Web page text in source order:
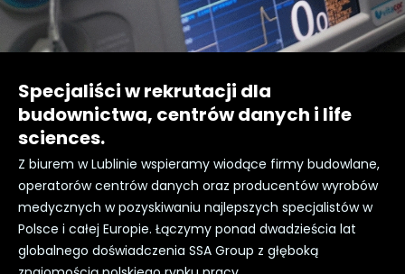
Specjaliści w rekrutacji dla
budownictwa, centrów danych i life
sciences.
Z biurem w Lublinie wspieramy wiodące firmy budowlane,
operatorów centrów danych oraz producentów wyrobów
medycznych w pozyskiwaniu najlepszych specjalistów w
Polsce i całej Europie. Łączymy ponad dwadzieścia lat
globalnego doświadczenia SSA Group z głęboką